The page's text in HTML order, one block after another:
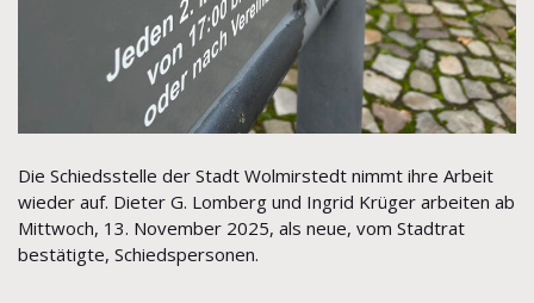
Die Schiedsstelle der Stadt Wolmirstedt nimmt ihre Arbeit
wieder auf. Dieter G. Lomberg und Ingrid Krüger arbeiten ab
Mittwoch, 13. November 2025, als neue, vom Stadtrat
bestätigte, Schiedspersonen.